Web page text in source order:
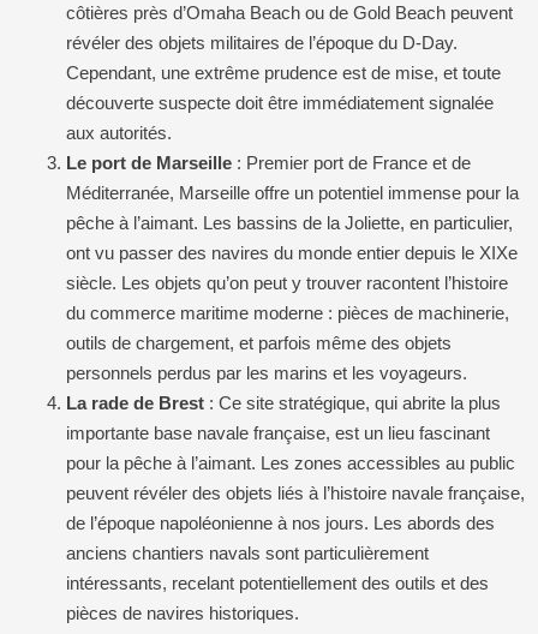
côtières près d’Omaha Beach ou de Gold Beach peuvent
révéler des objets militaires de l’époque du D-Day.
Cependant, une extrême prudence est de mise, et toute
découverte suspecte doit être immédiatement signalée
aux autorités.
Le port de Marseille : Premier port de France et de
Méditerranée, Marseille offre un potentiel immense pour la
pêche à l’aimant. Les bassins de la Joliette, en particulier,
ont vu passer des navires du monde entier depuis le XIXe
siècle. Les objets qu’on peut y trouver racontent l’histoire
du commerce maritime moderne : pièces de machinerie,
outils de chargement, et parfois même des objets
personnels perdus par les marins et les voyageurs.
La rade de Brest : Ce site stratégique, qui abrite la plus
importante base navale française, est un lieu fascinant
pour la pêche à l’aimant. Les zones accessibles au public
peuvent révéler des objets liés à l’histoire navale française,
de l’époque napoléonienne à nos jours. Les abords des
anciens chantiers navals sont particulièrement
intéressants, recelant potentiellement des outils et des
pièces de navires historiques.